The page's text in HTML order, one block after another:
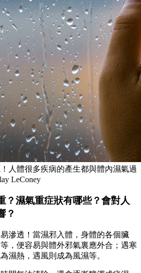
人體很多疾病的產生都與體內濕氣過
LeConey
？濕氣重症狀有哪些？會對人
？
滲透！當濕邪入體，身體的各個臟
，便容易與體外邪氣裏應外合；遇寒
濕熱，遇風則成為風濕等。